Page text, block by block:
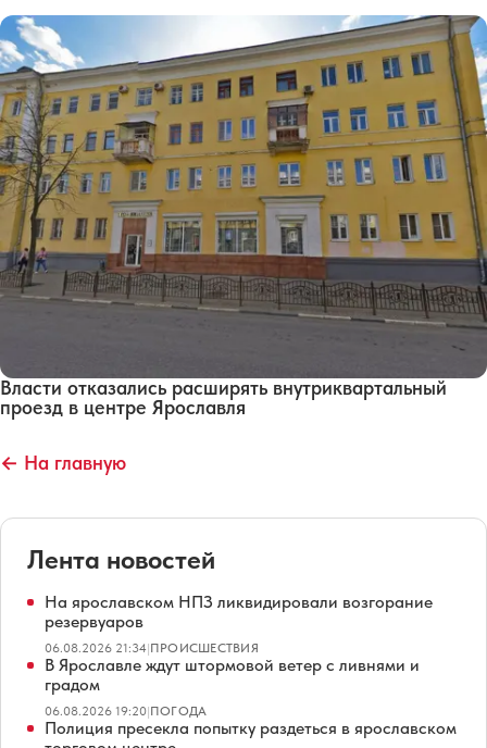
Власти отказались расширять внутриквартальный
проезд в центре Ярославля
← На главную
Лента новостей
На ярославском НПЗ ликвидировали возгорание
резервуаров
06.08.2026 21:34|ПРОИСШЕСТВИЯ
В Ярославле ждут штормовой ветер с ливнями и
градом
06.08.2026 19:20|ПОГОДА
Полиция пресекла попытку раздеться в ярославском